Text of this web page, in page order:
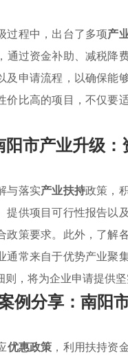
过程中，出台了多项产
通过资金补助、减税降
及申请流程，以确保能
价比高的项目，不仅要
阳市产业升级
与落实产业扶持政策，
提供项目可行性报告以
政策要求。此外，了解
通常来自于优势产业聚
则，将为企业申请提供
例分享：南阳
优惠政策 ，利用扶持资